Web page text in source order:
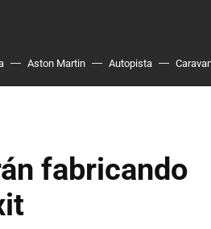
Aston Martin Autopista
fabricando